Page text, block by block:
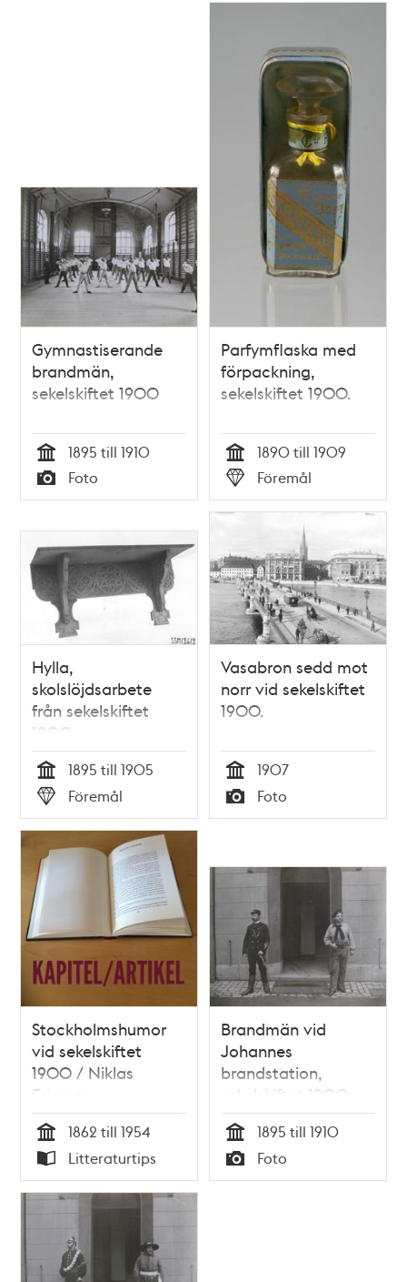
Gymnastiserande
brandmän,
sekelskiftet 1900
Tid
1895 till 1910
Typ
Foto
Parfymflaska med
förpackning,
sekelskiftet 1900.
Tid
1890 till 1909
Typ
Föremål
Hylla,
skolslöjdsarbete
från sekelskiftet
1900
Tid
1895 till 1905
Typ
Föremål
Vasabron sedd mot
norr vid sekelskiftet
1900.
Tid
1907
Typ
Foto
Stockholmshumor
vid sekelskiftet
1900 / Niklas
Ericsson
Tid
1862 till 1954
Typ
Litteraturtips
Brandmän vid
Johannes
brandstation,
sekelskiftet 1900
Tid
1895 till 1910
Typ
Foto